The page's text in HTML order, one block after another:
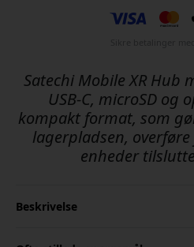
Satechi Mobile XR Hub
USB-C, microSD og
kompakt format, som
lagerpladsen,
enheder
Beskrivelse